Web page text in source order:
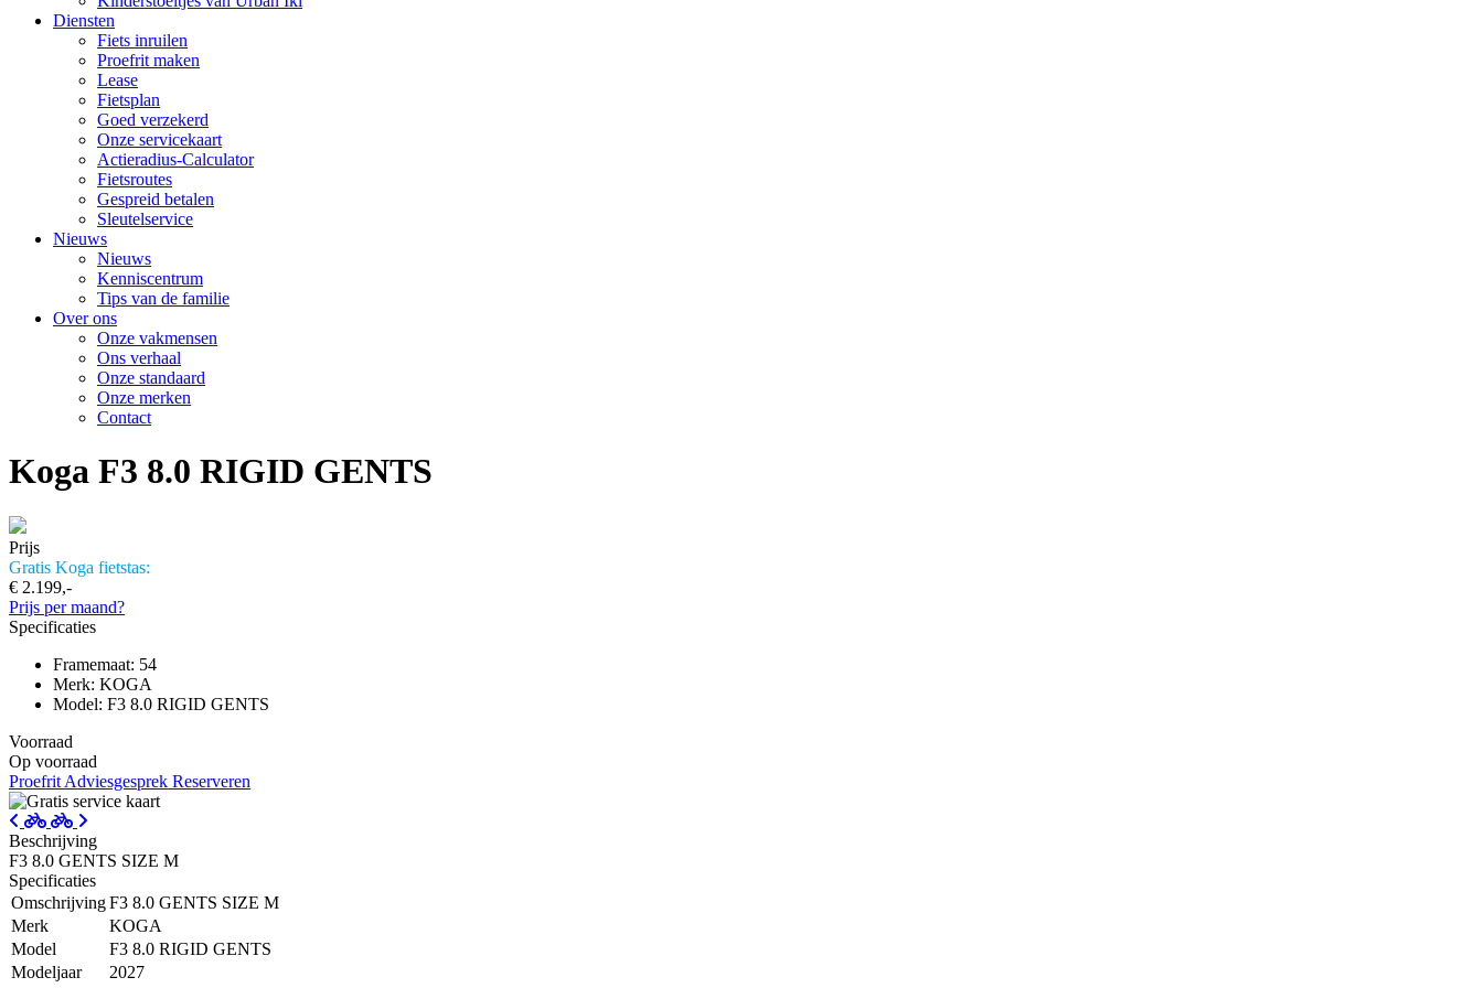
Diensten
Fiets inruilen
Proefrit maken
Lease
Fietsplan
Goed verzekerd
Onze servicekaart
Actieradius-Calculator
Fietsroutes
Gespreid betalen
Sleutelservice
Nieuws
Nieuws
Kenniscentrum
Tips van de familie
Over ons
Onze vakmensen
Ons verhaal
Onze standaard
Onze merken
Contact
Koga F3 8.0 RIGID GENTS
Prijs
Gratis Koga fietstas:
€ 2.199,-
Prijs per maand?
Specificaties
Framemaat: 54
Merk: KOGA
Model: F3 8.0 RIGID GENTS
Voorraad
Op voorraad
Proefrit Adviesgesprek Reserveren
Beschrijving
F3 8.0 GENTS SIZE M
Specificaties
OmschrijvingF3 8.0 GENTS SIZE M
Merk
KOGA
Model
F3 8.0 RIGID GENTS
Modeljaar
2027